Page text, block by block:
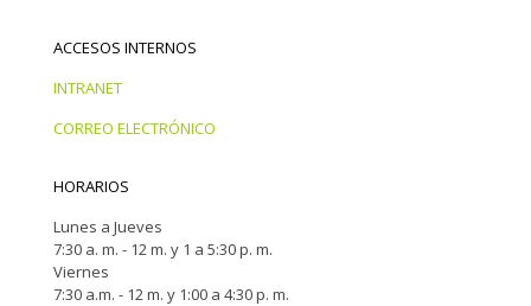
ACCESOS INTERNOS
INTRANET
CORREO ELECTRÓNICO
HORARIOS
Lunes a Jueves
7:30 a. m. - 12 m. y 1 a 5:30 p. m.
Viernes
7:30 a.m. - 12 m. y 1:00 a 4:30 p. m.